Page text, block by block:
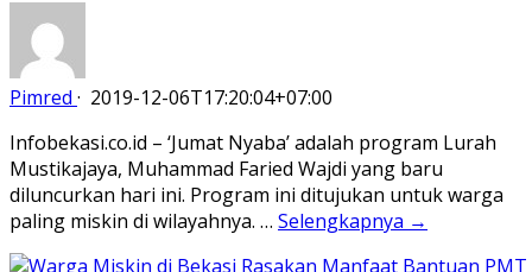
Pimred · 2019-12-06T17:20:04+07:00
Infobekasi.co.id – ‘Jumat Nyaba’ adalah program Lurah
Mustikajaya, Muhammad Faried Wajdi yang baru
diluncurkan hari ini. Program ini ditujukan untuk warga
paling miskin di wilayahnya. … Selengkapnya →